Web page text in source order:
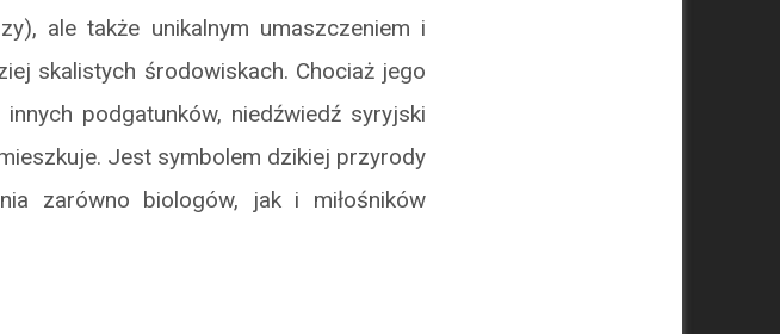
ale także unikalnym umaszczeniem i
skalistych środowiskach. Chociaż jego
podgatunków, niedźwiedź syryjski
Jest symbolem dzikiej przyrody
zarówno biologów, jak i miłośników